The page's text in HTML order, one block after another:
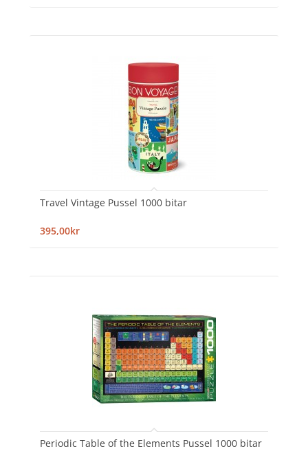
Travel Vintage Pussel 1000 bitar
395,00kr
Periodic Table of the Elements Pussel 1000 bitar